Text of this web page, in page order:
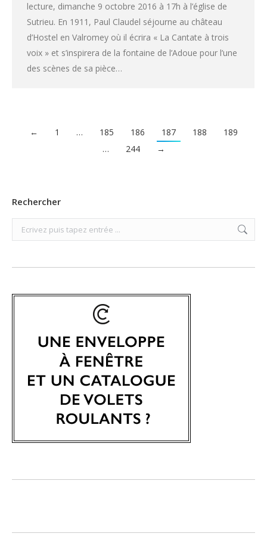
lecture, dimanche 9 octobre 2016 à 17h à l’église de
Sutrieu. En 1911, Paul Claudel séjourne au château
d’Hostel en Valromey où il écrira « La Cantate à trois
voix » et s’inspirera de la fontaine de l’Adoue pour l’une
des scènes de sa pièce…
← 1 … 185 186 187 188
189
…
244 →
Rechercher
Search: